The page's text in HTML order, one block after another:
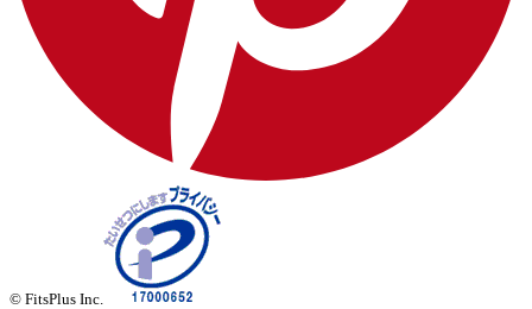
© FitsPlus Inc.